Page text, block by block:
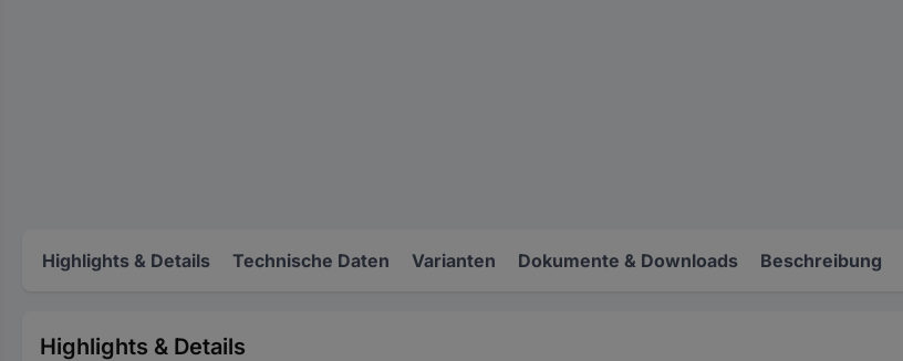
Highlights & Details Technische Daten Varianten Dokumente & Downloads Beschreibung
Highlights & Details